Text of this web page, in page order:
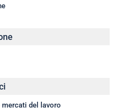
del lavoro